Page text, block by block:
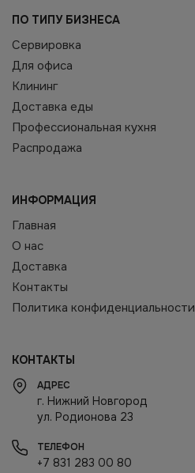
ПО ТИПУ БИЗНЕСА
Сервировка
Для офиса
Клининг
Доставка еды
Профессиональная кухня
Распродажа
ИНФОРМАЦИЯ
Главная
О нас
Доставка
Контакты
Политика конфиденциальности
КОНТАКТЫ
АДРЕС
г. Нижний Новгород
ул. Родионова 23
ТЕЛЕФОН
+7 831 283 00 80